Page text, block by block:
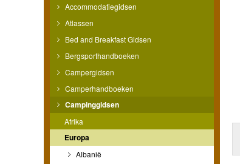
Accommodatiegidsen
Atlassen
Bed and Breakfast Gidsen
Bergsporthandboeken
Campergidsen
Camperhandboeken
Campinggidsen
Afrika
Europa
Albanië